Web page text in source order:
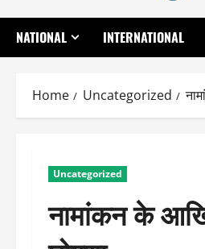
NATIONAL INTERNATIONAL
Home Uncategorized
Uncategorized
नामांकन के